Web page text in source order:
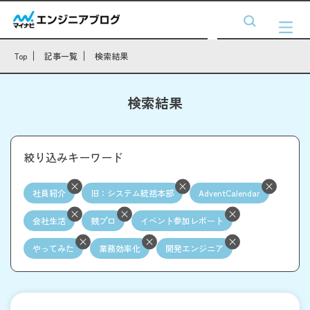
Top 記事一覧 検索結果
検索結果
絞り込みキーワード
社員紹介 旧：システム統括本部 AdventCalendar
会社生活 競プロ イベント参加レポート
やってみた 業務効率化 開発エンジニア